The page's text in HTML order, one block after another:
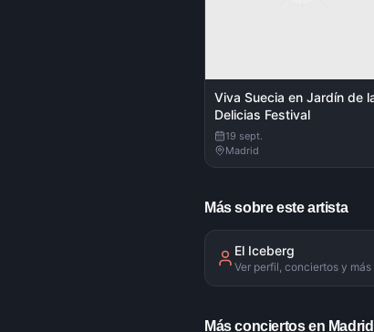
Viva Suecia en Jardín de
Delicias Festival
19 sept.
Madrid
Más sobre este artista
El Iceberg
Ver perfil, conciertos y más
Más conciertos en Madrid